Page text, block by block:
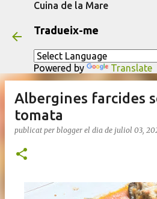
Cuina de la Mare
Tradueix-me
Powered by Translate
Albergines farcides
tomata
publicat per blogger el dia de juliol 03,